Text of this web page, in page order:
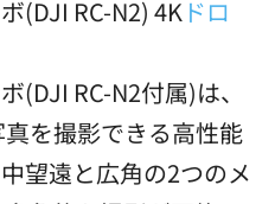
(DJI RC-N2) 4K ドロ
(DJI RC-N2付属)は、
を撮影できる高性能
望遠と広角の2つのメ